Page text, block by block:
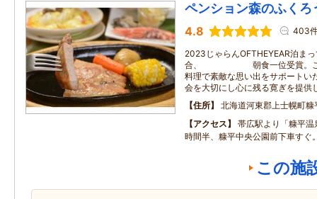
ペンション森のふくろ
4.8 403
2023じゃらんOFTHEYEAR泊ま
合、 朝食一位受賞。これ
料理で素敵な思い出をサポートい
会を大切にし心に残る寛ぎを提供
住所
北海道河東郡上士幌町糠
アクセス
帯広駅より「糠平
時間半、糠平中央公園前下車すぐ
この施